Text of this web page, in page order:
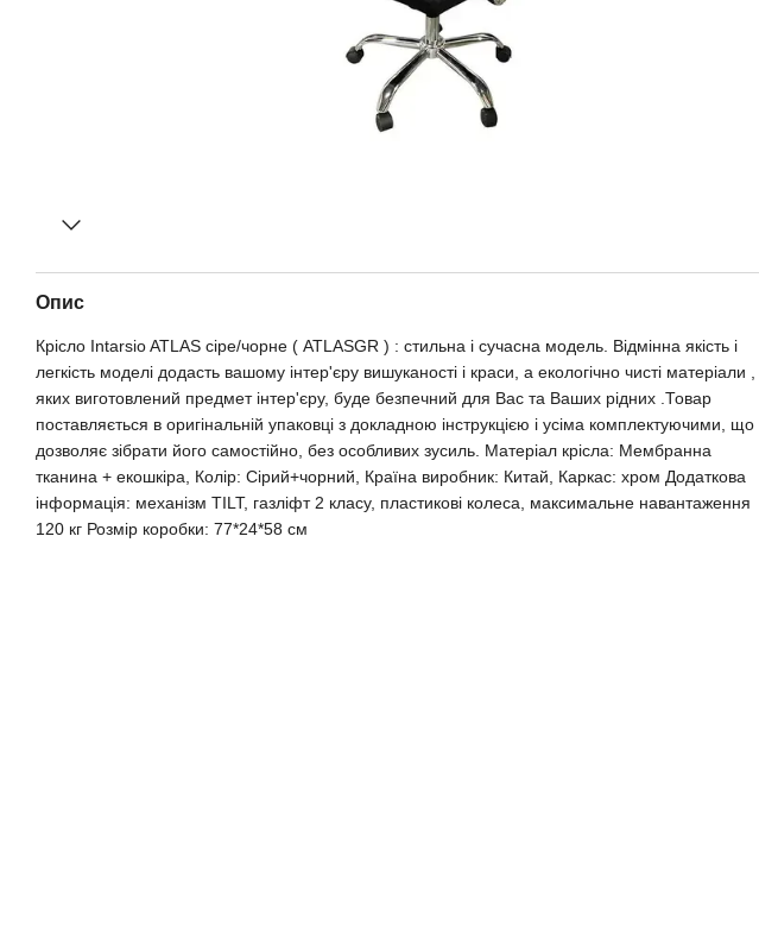
Опис
Крісло Intarsio ATLAS сіре/чорне ( ATLASGR ) : стильна і сучасна модель. Відмінна якість і
легкість моделі додасть вашому інтер'єру вишуканості і краси, а екологічно чисті матеріали ,
яких виготовлений предмет інтер'єру, буде безпечний для Вас та Ваших рідних .Товар
поставляється в оригінальній упаковці з докладною інструкцією і усіма комплектуючими, що
дозволяє зібрати його самостійно, без особливих зусиль. Матеріал крісла: Мембранна
тканина + екошкіра, Колір: Сірий+чорний, Країна виробник: Китай, Каркас: хром Додаткова
інформація: механізм TILT, газліфт 2 класу, пластикові колеса, максимальне навантаження
120 кг Розмір коробки: 77*24*58 см